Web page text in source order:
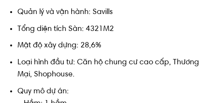
Quản lý và vận hành: Savills
Tổng diện tích Sàn: 4321M2
Mật độ xây dựng: 28,6%
Loại hình đầu tư: Căn hộ chung cư cao cấp, Thương
Mại, Shophouse.
Quy mô dự án: